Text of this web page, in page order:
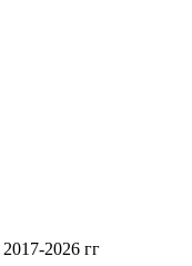
2026 гг